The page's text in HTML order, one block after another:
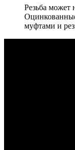
Резьба может
муфтами и